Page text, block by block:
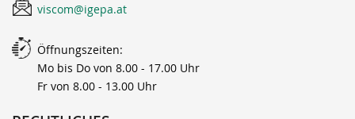
viscom@igepa.at
Öffnungszeiten:
Mo bis Do von 8.00 - 17.00 Uhr
Fr von 8.00 - 13.00 Uhr